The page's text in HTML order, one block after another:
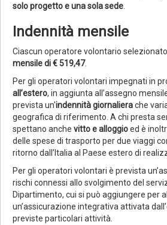
solo progetto e una sola sede
Indennità mensile
Ciascun operatore volontario
mensile di € 519,47.
Per gli operatori volontari impegnati in
all’estero, in aggiunta all’assegno
prevista un'indennità giornalierache
geografica di riferimento. A chi presta
spettano anche vitto e alloggioed è
delle spese di trasporto per due viaggi
ritorno dall’Italia al Paese estero di
Per gli operatori volontari è prevista
rischi connessi allo svolgimento del
Dipartimento, cui si può aggiungere per
un’assicurazione integrativa attivata
previste particolari attività.